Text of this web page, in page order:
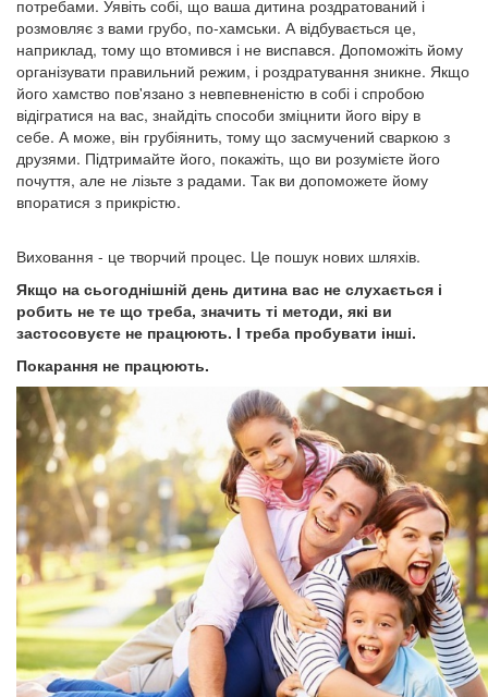
потребами. Уявіть собі, що ваша дитина роздратований і
розмовляє з вами грубо, по-хамськи. А відбувається це,
наприклад, тому що втомився і не виспався. Допоможіть йому
організувати правильний режим, і роздратування зникне. Якщо
його хамство пов'язано з невпевненістю в собі і спробою
відігратися на вас, знайдіть способи зміцнити його віру в
себе. А може, він грубіянить, тому що засмучений сваркою з
друзями. Підтримайте його, покажіть, що ви розумієте його
почуття, але не лізьте з радами. Так ви допоможете йому
впоратися з прикрістю.
Виховання - це творчий процес. Це пошук нових шляхів.
Якщо на сьогоднішній день дитина вас не слухається і
робить не те що треба, значить ті методи, які ви
застосовуєте не працюють. І треба пробувати інші.
Покарання не працюють.